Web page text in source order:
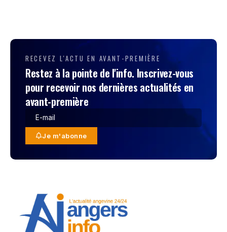
RECEVEZ L'ACTU EN AVANT-PREMIÈRE
Restez à la pointe de l'info. Inscrivez-vous
pour recevoir nos dernières actualités en
avant-première
Je m'abonne